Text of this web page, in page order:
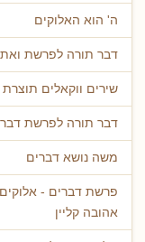
ה' הוא האלוקים
דבר תורה לפרשת
שירים ווקאלים תוצרת AI
דבר תורה לפרשת
משה נושא דברים
פרשת דברים -
אהובה קליין